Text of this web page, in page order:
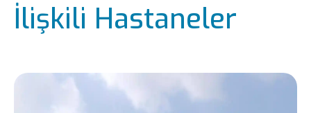
İlişkili Hastaneler